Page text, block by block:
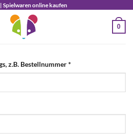
Spielwaren online kaufen
0
z.B. Bestellnummer*